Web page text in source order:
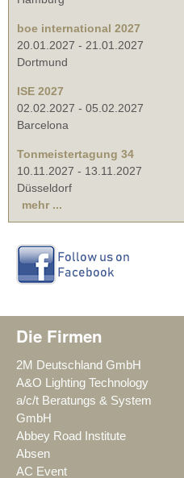
boe international 2027
20.01.2027 - 21.01.2027
Dortmund
ISE 2027
02.02.2027 - 05.02.2027
Barcelona
Tonmeistertagung 34
10.11.2027 - 13.11.2027
Düsseldorf
mehr ...
Die Firmen
2M Deutschland GmbH
A&O Lighting Technology
a/c/t Beratungs & System
GmbH
Abbey Road Institute
Absen
AC Event